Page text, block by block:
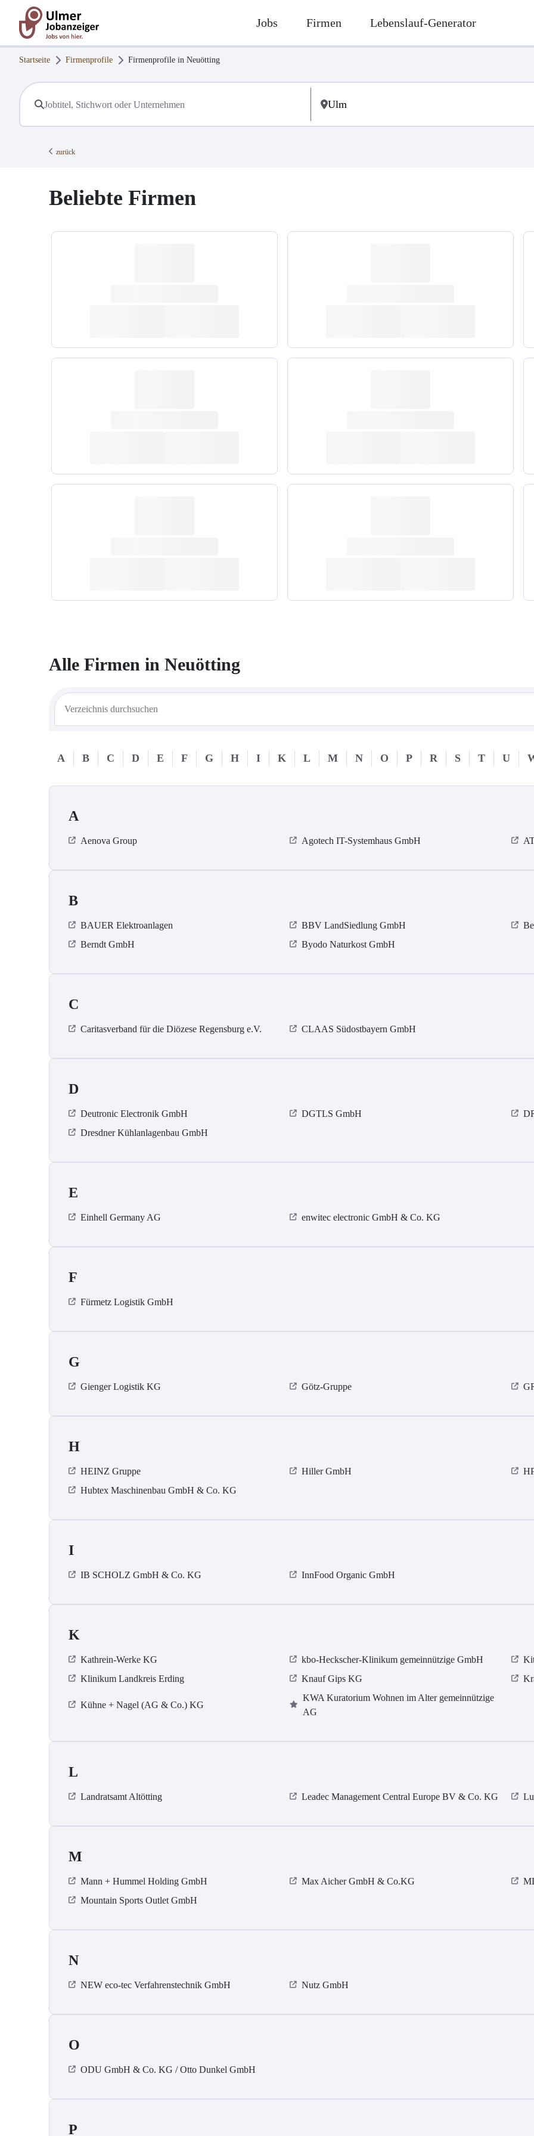
Jobs Firmen Lebenslauf-Generator
Startseite Firmenprofile Firmenprofile in Neuötting
zurück
Beliebte Firmen
Alle Firmen in Neuötting
A B C D E F G H I K L M N O P R S T U
A
Aenova Group Agotech IT-Systemhaus GmbH
B
BAUER Elektroanlagen BBV LandSiedlung GmbH
Berndt GmbH
Byodo Naturkost GmbH
C
Caritasverband für die Diözese Regensburg e.V. CLAAS Südostbayern GmbH
D
Deutronic Electronik GmbH DGTLS GmbH
Dresdner Kühlanlagenbau GmbH
E
Einhell Germany AG enwitec electronic GmbH & Co. KG
F
Fürmetz Logistik GmbH
G
Gienger Logistik KG Götz-Gruppe
H
HEINZ Gruppe Hiller GmbH
Hubtex Maschinenbau GmbH & Co. KG
I
IB SCHOLZ GmbH & Co. KG InnFood Organic GmbH
K
Kathrein-Werke KG kbo-Heckscher-Klinikum gemeinnützige GmbH
Klinikum Landkreis Erding
Knauf Gips KG
Kühne + Nagel (AG & Co.) KG
KWA Kuratorium Wohnen im Alter gemeinnützige
AG
L
Landratsamt Altötting Leadec Management Central Europe BV & Co. KG
M
Mann + Hummel Holding GmbH Max Aicher GmbH & Co.KG
Mountain Sports Outlet GmbH
N
NEW eco-tec Verfahrenstechnik GmbH Nutz GmbH
O
ODU GmbH & Co. KG / Otto Dunkel GmbH
P